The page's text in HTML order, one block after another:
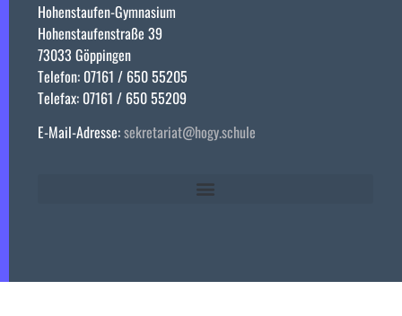
Hohenstaufen-Gymnasium
Hohenstaufenstraße 39
73033 Göppingen
Telefon: 07161 / 650 55205
Telefax: 07161 / 650 55209
E-Mail-Adresse:sekretariat@hogy.schule